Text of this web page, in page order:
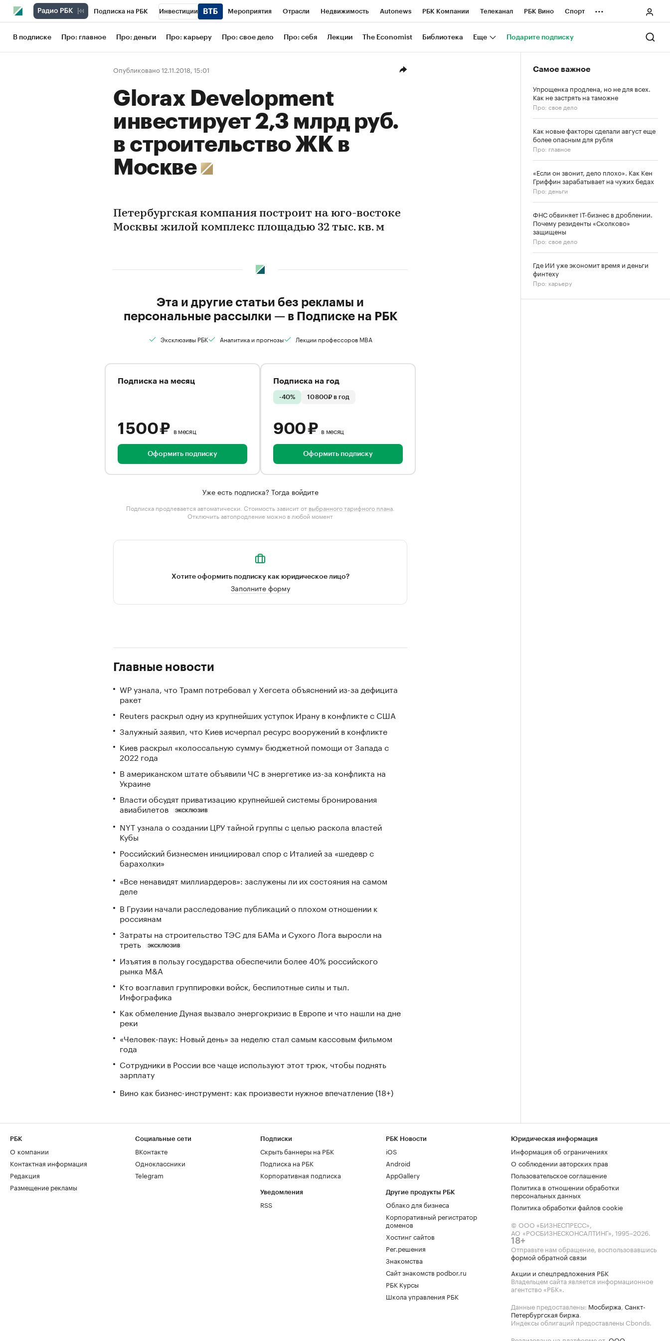
Подписка на РБК Инвестиции Мероприятия Отрасли Недвижимость Autonews РБК Компании Телеканал РБК Вино Спорт
Школа управления РБК РБК Образование РБК Life Тренды Визионеры Национальные проекты Город
Рынок наличной валюты
...
В подписке Про: главное Про: деньги Про: карьеру Про: свое дело Про: себя Лекции The Economist Библиотека Еще Подарите подписку
Опубликовано 12.11.2018, 15:01
Glorax Development
инвестирует 2,3 млрд руб.
в строительство ЖК в
Москве
Петербургская компания построит на юго-востоке
Москвы жилой комплекс площадью 32 тыс. кв. м
Эта и другие статьи без рекламы и
персональные рассылки — в Подписке на РБК
Эксклюзивы РБК Аналитика и прогнозы Лекции профессоров MBA
Подписка на месяц
1 500 ₽ в месяц
Оформить подписку
Подписка на год
-40% 10 800₽ в год
900 ₽ в месяц
Оформить подписку
Уже есть подписка? Тогда войдите
Подписка продлевается автоматически. Стоимость зависит от выбранного тарифного плана.
Отключить автопродление можно в любой момент
Хотите оформить подписку как юридическое лицо?
Заполните форму
Главные новости
WP узнала, что Трамп потребовал у Хегсета объяснений из-за дефицита
ракет
Reuters раскрыл одну из крупнейших уступок Ирану в конфликте с США
Залужный заявил, что Киев исчерпал ресурс вооружений в конфликте
Киев раскрыл «колоссальную сумму» бюджетной помощи от Запада с
2022 года
В американском штате объявили ЧС в энергетике из-за конфликта на
Украине
Власти обсудят приватизацию крупнейшей системы бронирования
авиабилетов
ЭКСКЛЮЗИВ
NYT узнала о создании ЦРУ тайной группы с целью раскола властей
Кубы
Российский бизнесмен инициировал спор с Италией за «шедевр с
барахолки»
«Все ненавидят миллиардеров»: заслужены ли их состояния на самом
деле
В Грузии начали расследование публикаций о плохом отношении к
россиянам
Затраты на строительство ТЭС для БАМа и Сухого Лога выросли на
треть
ЭКСКЛЮЗИВ
Изъятия в пользу государства обеспечили более 40% российского
рынка M&A
Кто возглавил группировки войск, беспилотные силы и тыл.
Инфографика
Как обмеление Дуная вызвало энергокризис в Европе и что нашли на дне
реки
«Человек-паук: Новый день» за неделю стал самым кассовым фильмом
года
Сотрудники в России все чаще используют этот трюк, чтобы поднять
зарплату
Вино как бизнес-инструмент: как произвести нужное впечатление (18+)
Самое важное
Упрощенка продлена, но не для всех.
Как не застрять на таможне
Про: свое дело
Как новые факторы сделали август еще
более опасным для рубля
Про: главное
«Если он звонит, дело плохо». Как Кен
Гриффин зарабатывает на чужих бедах
Про: деньги
ФНС обвиняет IT-бизнес в дроблении.
Почему резиденты «Сколково»
защищены
Про: свое дело
Где ИИ уже экономит время и деньги
финтеху
Про: карьеру
РБК
О компании
Контактная информация
Редакция
Размещение рекламы
Социальные сети
ВКонтакте
Одноклассники
Telegram
Подписки
Скрыть баннеры на РБК
Подписка на РБК
Корпоративная подписка
Уведомления
RSS
РБК Новости
iOS
Android
AppGallery
Другие продукты РБК
Облако для бизнеса
Корпоративный регистратор
доменов
Хостинг сайтов
Рег.решения
Знакомства
Сайт знакомств podbor.ru
РБК Курсы
Школа управления РБК
Юридическая информация
Информация об ограничениях
О соблюдении авторских прав
Пользовательское соглашение
Политика в отношении обработки
персональных данных
Политика обработки файлов cookie
© ООО «БИЗНЕСПРЕСС»,
АО «РОСБИЗНЕСКОНСАЛТИНГ», 1995–2026.
18+
Отправьте нам обращение, воспользовавшись
формой обратной связи
Акции и спецпредложения РБК
Владельцем сайта является информационное
агентство «РБК».
Данные предоставлены: Мосбиржа, Санкт-
Петербургская биржа.
Индексы облигаций предоставлены Cbonds.